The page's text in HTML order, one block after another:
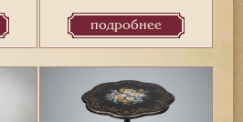
подробнее